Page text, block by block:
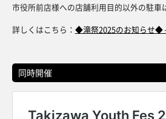
市役所前店様への店舗利用目的以外の駐車
詳しくはこちら： ◆滝祭2025のお知らせ◆
同時開催